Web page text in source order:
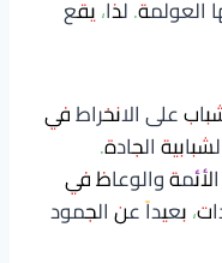
العولمة. لذا، يقع
على الانخراط في
الجادة.
والوعاظ في
بعيداً عن الجمود